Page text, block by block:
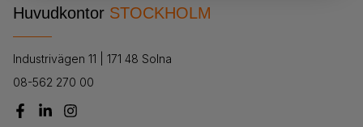
Huvudkontor STOCKHOLM
Industrivägen 11 | 171 48 Solna
08-562 270 00